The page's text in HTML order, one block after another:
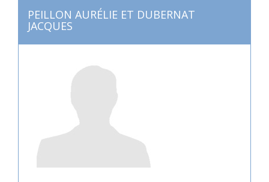
PEILLON AURÉLIE ET DUBERNAT
JACQUES